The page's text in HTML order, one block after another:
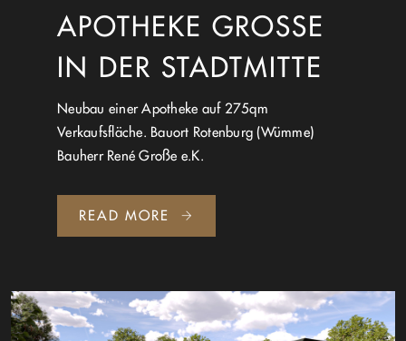
APOTHEKE GROSSE
IN DER STADTMITTE
Neubau einer Apotheke auf 275qm
Verkaufsfläche. Bauort Rotenburg (Wümme)
Bauherr René Große e.K.
READ MORE